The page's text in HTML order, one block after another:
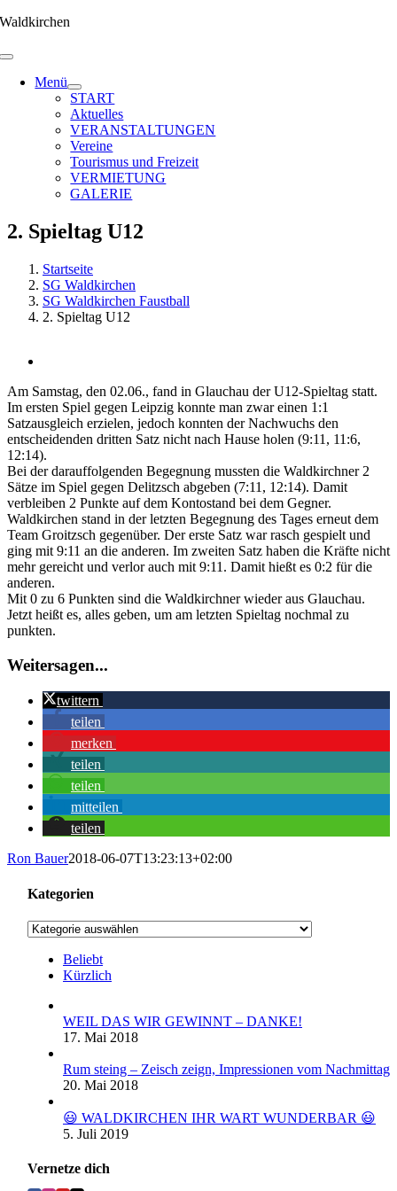
Zum
springen
Waldkirchen
Menü
START
Aktuelles
VERANSTALTUNGEN
Vereine
Tourismus und Freizeit
VERMIETUNG
GALERIE
2. Spieltag U12
Startseite
SG Waldkirchen
SG Waldkirchen Faustball
2. Spieltag U12
Bild
Am Samstag, den 02.06., fand in Glauchau der U12-Spieltag statt.
Im ersten Spiel gegen Leipzig konnte man zwar einen 1:1
Satzausgleich erzielen, jedoch konnten der Nachwuchs den
entscheidenden dritten Satz nicht nach Hause holen (9:11, 11:6,
12:14).
Bei der darauffolgenden Begegnung mussten die Waldkirchner 2
Sätze im Spiel gegen Delitzsch abgeben (7:11, 12:14). Damit
verbleiben 2 Punkte auf dem Kontostand bei dem Gegner.
Waldkirchen stand in der letzten Begegnung des Tages erneut dem
Team Groitzsch gegenüber. Der erste Satz war rasch gespielt und
ging mit 9:11 an die anderen. Im zweiten Satz haben die Kräfte nicht
mehr gereicht und verlor auch mit 9:11. Damit hießt es 0:2 für die
anderen.
Mit 0 zu 6 Punkten sind die Waldkirchner wieder aus Glauchau.
Jetzt heißt es, alles geben, um am letzten Spieltag nochmal zu
punkten.
Weitersagen...
twittern
teilen
merken
teilen
teilen
mitteilen
teilen
Ron Bauer2018-06-07T13:23:13+02:00
Kategorien
Kategorien
Beliebt
Kürzlich
WEIL DAS WIR GEWINNT – DANKE!
17. Mai 2018
Rum steing – Zeisch zeign, Impressionen vom Nachmittag
20. Mai 2018
😃 WALDKIRCHEN IHR WART WUNDERBAR 😃
5. Juli 2019
Vernetze dich